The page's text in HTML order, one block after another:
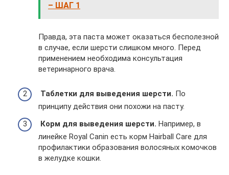
– ШАГ 1
Правда, эта паста может оказаться бесполезной
в случае, если шерсти слишком много. Перед
применением необходима консультация
ветеринарного врача.
Таблетки для выведения шерсти. По
принципу действия они похожи на пасту.
Корм для выведения шерсти. Например, в
линейке Royal Canin есть корм Hairball Care для
профилактики образования волосяных комочков
в желудке кошки.